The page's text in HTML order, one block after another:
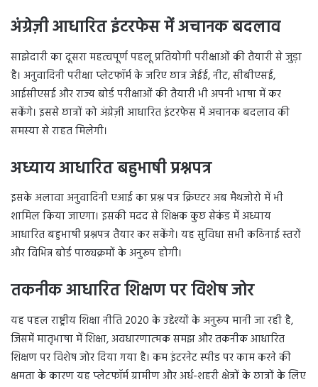
अंग्रेज़ी आधारित इंटरफेस में अचानक बदलाव
साझेदारी का दूसरा महत्वपूर्ण पहलू प्रतियोगी परीक्षाओं की तैयारी से जुड़ा
है। अनुवादिनी परीक्षा प्लेटफॉर्म के जरिए छात्र जेईई, नीट, सीबीएसई,
आईसीएसई और राज्य बोर्ड परीक्षाओं की तैयारी भी अपनी भाषा में कर
सकेंगे। इससे छात्रों को अंग्रेज़ी आधारित इंटरफेस में अचानक बदलाव की
समस्या से राहत मिलेगी।
अध्याय आधारित बहुभाषी प्रश्नपत्र
इसके अलावा अनुवादिनी एआई का प्रश्न पत्र क्रिएटर अब मैथजोरो में भी
शामिल किया जाएगा। इसकी मदद से शिक्षक कुछ सेकंड में अध्याय
आधारित बहुभाषी प्रश्नपत्र तैयार कर सकेंगे। यह सुविधा सभी कठिनाई स्तरों
और विभिन्न बोर्ड पाठ्यक्रमों के अनुरूप होगी।
तकनीक आधारित शिक्षण पर विशेष जोर
यह पहल राष्ट्रीय शिक्षा नीति 2020 के उद्देश्यों के अनुरूप मानी जा रही है,
जिसमें मातृभाषा में शिक्षा, अवधारणात्मक समझ और तकनीक आधारित
शिक्षण पर विशेष जोर दिया गया है। कम इंटरनेट स्पीड पर काम करने की
क्षमता के कारण यह प्लेटफॉर्म ग्रामीण और अर्ध-शहरी क्षेत्रों के छात्रों के लिए